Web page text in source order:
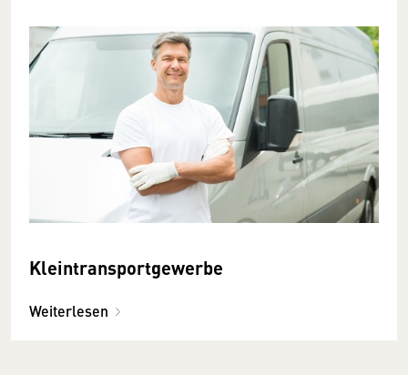
Kleintransportgewerbe
Weiterlesen